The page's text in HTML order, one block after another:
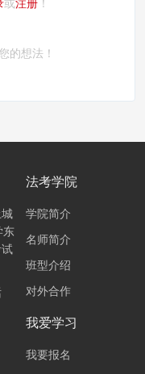
的想法！
东
法考学院
学院简介
名师简介
班型介绍
对外合作
我爱学习
我要报名